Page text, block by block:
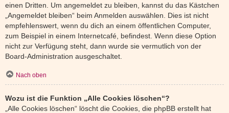
einen Dritten. Um angemeldet zu bleiben, kannst du das Kästchen
„Angemeldet bleiben“ beim Anmelden auswählen. Dies ist nicht
empfehlenswert, wenn du dich an einem öffentlichen Computer,
zum Beispiel in einem Internetcafé, befindest. Wenn diese Option
nicht zur Verfügung steht, dann wurde sie vermutlich von der
Board-Administration ausgeschaltet.
Nach oben
Wozu ist die Funktion „Alle Cookies löschen“?
„Alle Cookies löschen“ löscht die Cookies, die phpBB erstellt hat